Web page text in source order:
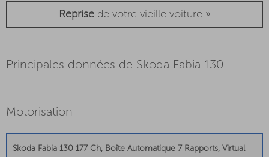
Reprisede votre vieille voiture »
Principales données de Skoda Fabia 130
Motorisation
Skoda Fabia 130 177 Ch, Boîte Automatique 7 Rapports, Virtual